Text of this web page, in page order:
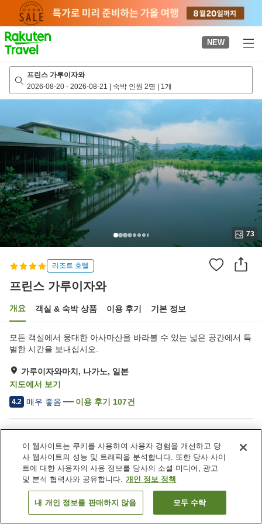
page
NEW
프린스 가루이자와
2026-08-20 - 2026-08-21 | 숙박 인원 2명 | 1개
73
리조트 호텔
프린스 가루이자와
개요 객실 & 숙박 상품 이용 후기 기본 정보
모든 객실에서 웅대한 아사마산을 바라볼 수 있는 넓은 공간에서 특
별한 시간을 보내십시오.
가루이자와마치, 나가노, 일본
지도에서 보기
4.2 매우 좋음 이용 후기 107건
송영 서비스
택배
룸서비스
모닝콜 서비스
객실 보기
이 웹사이트는 쿠키를 사용하여 사용자 경험을 개선하고 당
사 웹사이트의 성능 및 트래픽을 분석합니다. 또한 당사 사이
트에 대한 사용자의 사용 정보를 당사의 소셜 미디어, 광고
및 분석 협력사와 공유합니다. 개인 정보 정책
내 개인 정보를 판매하지 않음 모두 수락